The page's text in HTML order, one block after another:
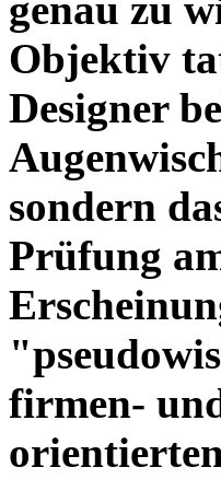
Objektiv
Designer
sondern
Prüfung
firmen-